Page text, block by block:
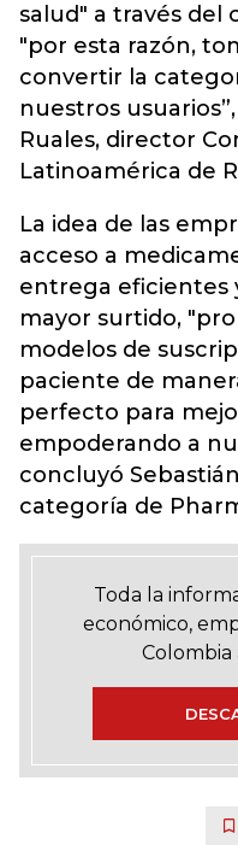
salud" a través del
"por esta razón,
convertir la
nuestros
Ruales, director
Latinoamérica de
La idea de las
acceso a
entrega eficientes
mayor surtido,
modelos de
paciente de
perfecto para
empoderando a
concluyó
categoría de
Toda la
económico,
Colombia